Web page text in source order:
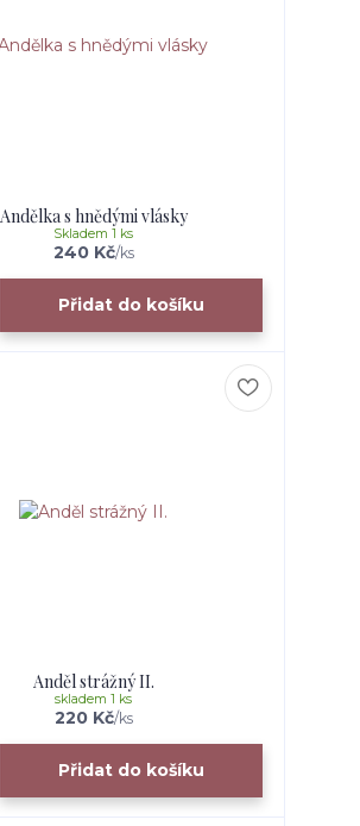
Andělka s hnědými vlásky
240 Kč/ks
Skladem 1 ks
Přidat do košíku
Anděl strážný II.
220 Kč/ks
skladem 1 ks
Přidat do košíku